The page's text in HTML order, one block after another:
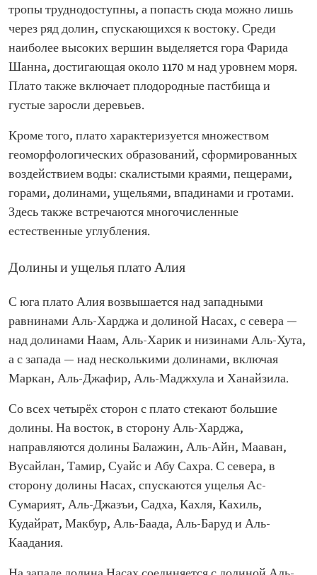
тропы труднодоступны, а попасть сюда можно лишь
через ряд долин, спускающихся к востоку. Среди
наиболее высоких вершин выделяется гора Фарида
Шанна, достигающая около 1170 м над уровнем моря.
Плато также включает плодородные пастбища и
густые заросли деревьев.
Кроме того, плато характеризуется множеством
геоморфологических образований, сформированных
воздействием воды: скалистыми краями, пещерами,
горами, долинами, ущельями, впадинами и гротами.
Здесь также встречаются многочисленные
естественные углубления.
Долины и ущелья плато Алия
С юга плато Алия возвышается над западными
равнинами Аль-Харджа и долиной Насах, с севера —
над долинами Наам, Аль-Харик и низинами Аль-Хута,
а с запада — над несколькими долинами, включая
Маркан, Аль-Джафир, Аль-Маджхула и Ханайзила.
Со всех четырёх сторон с плато стекают большие
долины. На восток, в сторону Аль-Харджа,
направляются долины Балажин, Аль-Айн, Мааван,
Вусайлан, Тамир, Суайс и Абу Сахра. С севера, в
сторону долины Насах, спускаются ущелья Ас-
Сумарият, Аль-Джазъи, Садха, Кахля, Кахиль,
Кудайрат, Макбур, Аль-Баада, Аль-Баруд и Аль-
Каадания.